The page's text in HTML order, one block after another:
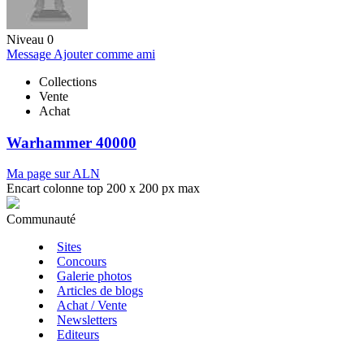
Niveau 0
Message Ajouter comme ami
Collections
Vente
Achat
Warhammer 40000
Ma page sur ALN
Encart colonne top 200 x 200 px max
Communauté
Sites
Concours
Galerie photos
Articles de blogs
Achat / Vente
Newsletters
Editeurs